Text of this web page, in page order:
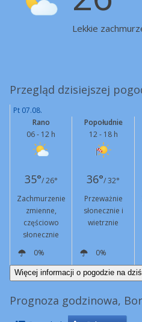
Lekkie
Przegląd dzisiejszej
Pt 07.08.
Rano
06 - 12 h
Popołudnie
12 - 18 h
35°/ 26° 36°/ 32°
Zachmurzenie
zmienne,
częściowo
słonecznie
Przeważnie
słonecznie i
wietrznie
0% 0%
NW
16 km/h NW
24 km/h
Podmuchy
42 km/h
Więcej informacji o pogodzie na dziś
Prognoza godzinowa,